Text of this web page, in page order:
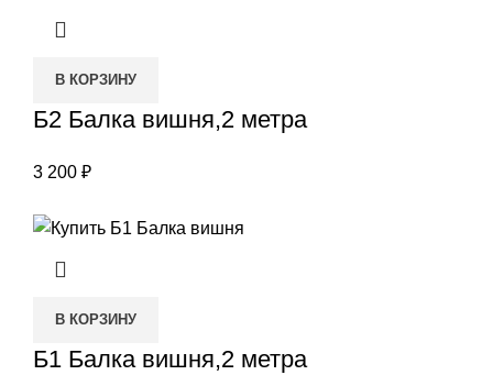
В КОРЗИНУ
Б2 Балка вишня,2 метра
3 200 ₽
В КОРЗИНУ
Б1 Балка вишня,2 метра